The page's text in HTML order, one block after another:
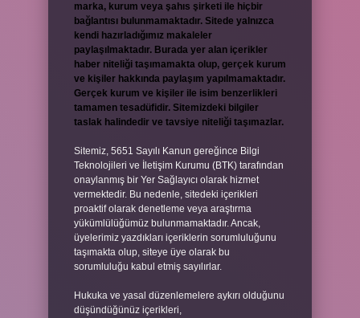
marka, kurum veya şahıs şirketi ile hiçbir
bağlantısı bulunmamaktadır. Sitede yalnızca
kendi hazırladığımız makaleler
paylaşılmaktadır. Burada yer alan içerikler
haber niteliği taşımamakta olup, gerçek kurum
ve kişiler hakkında paylaşım yapılmamaktadır.
Gerçek kurum ve kişiler ile isim benzerlikleri
tamamen tesadüfidir. Sitemizdeki bilgiler
taslak halindedir ve tavsiye niteliği taşımazlar.
Sitemiz, 5651 Sayılı Kanun gereğince Bilgi
Teknolojileri ve İletişim Kurumu (BTK) tarafından
onaylanmış bir Yer Sağlayıcı olarak hizmet
vermektedir. Bu nedenle, sitedeki içerikleri
proaktif olarak denetleme veya araştırma
yükümlülüğümüz bulunmamaktadır. Ancak,
üyelerimiz yazdıkları içeriklerin sorumluluğunu
taşımakta olup, siteye üye olarak bu
sorumluluğu kabul etmiş sayılırlar.
Hukuka ve yasal düzenlemelere aykırı olduğunu
düşündüğünüz içerikleri,